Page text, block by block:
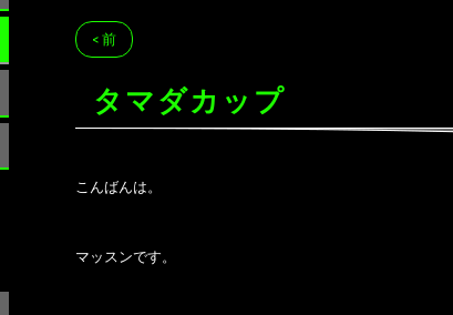
< 前
タマダカップ
こんばんは。
マッスンです。